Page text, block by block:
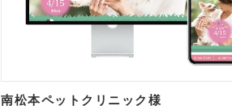
南松本ペットクリニック様